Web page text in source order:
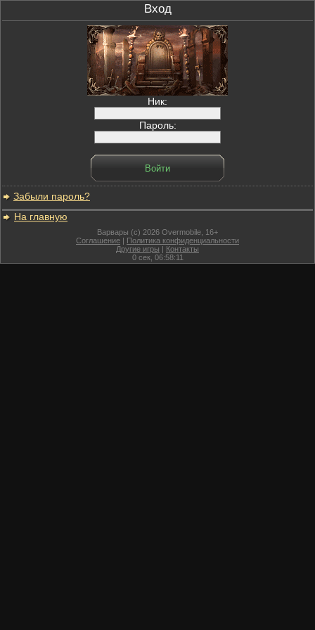
Вход
Ник:
Пароль:
Забыли пароль?
На главную
Варвары (c) 2026 Overmobile, 16+
Соглашение | Политика конфиденциальности
Другие игры | Контакты
0сек, 06:58:11